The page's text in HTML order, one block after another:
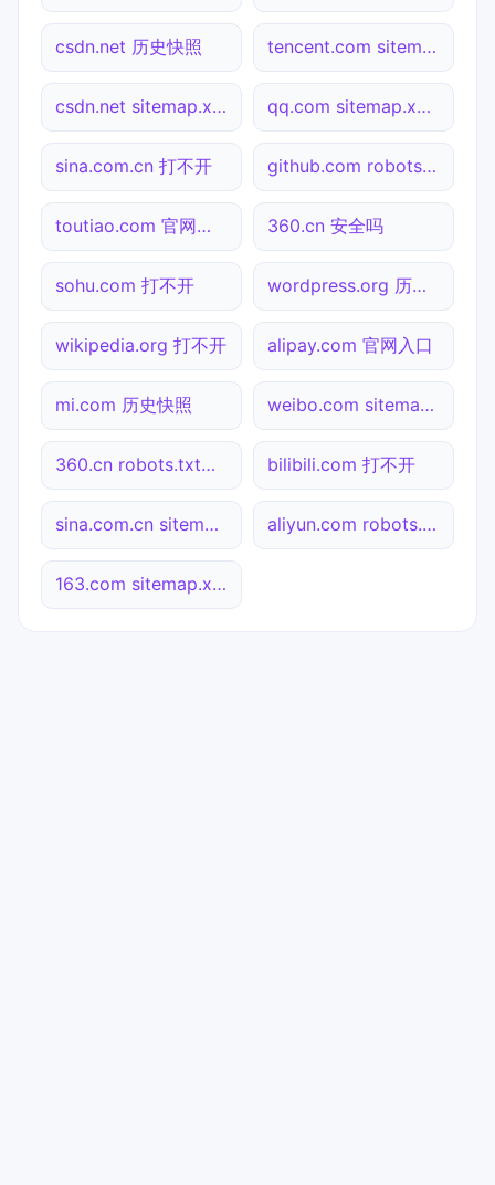
csdn.net 历史快照 tencent.com sitemap.xml检测
csdn.net sitemap.xml检测 qq.com sitemap.xml检测
sina.com.cn 打不开 github.com robots.txt检测
toutiao.com 官网入口 360.cn 安全吗
sohu.com 打不开 wordpress.org 历史快照
wikipedia.org 打不开 alipay.com 官网入口
mi.com 历史快照 weibo.com sitemap.xml检测
360.cn robots.txt检测 bilibili.com 打不开
sina.com.cn sitemap.xml检测 aliyun.com robots.txt检测
163.com sitemap.xml检测